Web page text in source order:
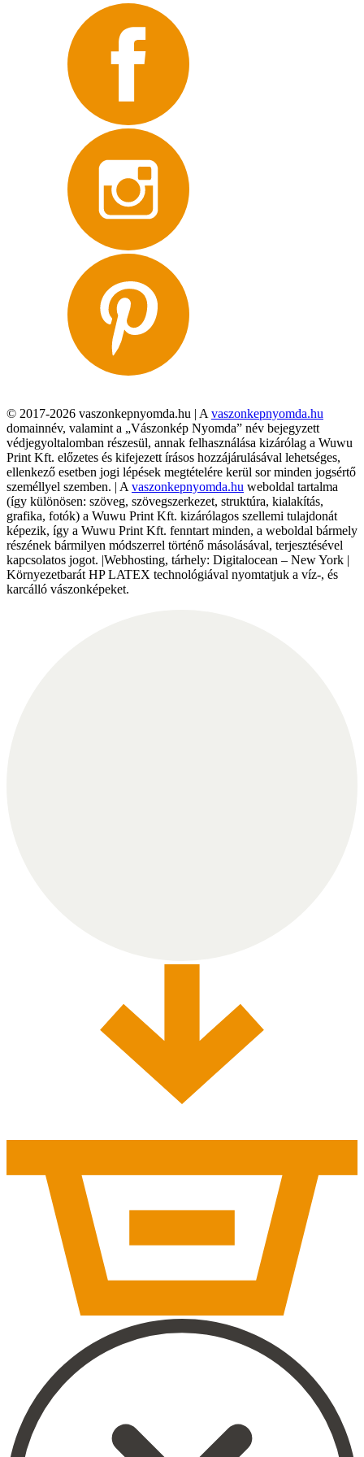
© 2017-2026 vaszonkepnyomda.hu | A vaszonkepnyomda.hu
domainnév, valamint a „Vászonkép Nyomda” név bejegyzett
védjegyoltalomban részesül, annak felhasználása kizárólag a Wuwu
Print Kft. előzetes és kifejezett írásos hozzájárulásával lehetséges,
ellenkező esetben jogi lépések megtételére kerül sor minden jogsértő
személlyel szemben. | A vaszonkepnyomda.hu weboldal tartalma
(így különösen: szöveg, szövegszerkezet, struktúra, kialakítás,
grafika, fotók) a Wuwu Print Kft. kizárólagos szellemi tulajdonát
képezik, így a Wuwu Print Kft. fenntart minden, a weboldal bármely
részének bármilyen módszerrel történő másolásával, terjesztésével
kapcsolatos jogot. |Webhosting, tárhely: Digitalocean – New York |
Környezetbarát HP LATEX technológiával nyomtatjuk a víz-, és
karcálló vászonképeket.